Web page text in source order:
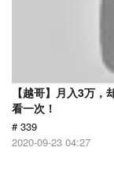
【越哥】月入3万
看一次！
# 339
2020-09-23 04:27